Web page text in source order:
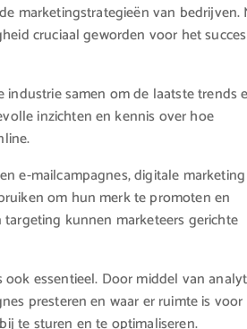
marketingstrategieën van bedrijven.
cruciaal geworden voor het
samen om de laatste trends
inzichten en kennis over hoe
e-mailcampagnes, digitale marketing
om hun merk te promoten en
kunnen marketeers gerichte
essentieel. Door middel van
presteren en waar er ruimte is voor